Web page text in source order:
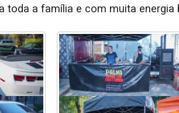
toda a família e com muita energia